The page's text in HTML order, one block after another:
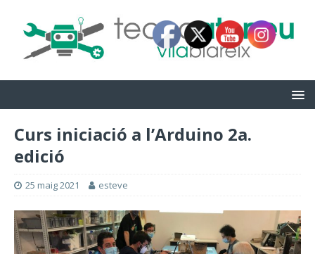
Curs iniciació a l’Arduino 2a.
edició
25 maig 2021 esteve